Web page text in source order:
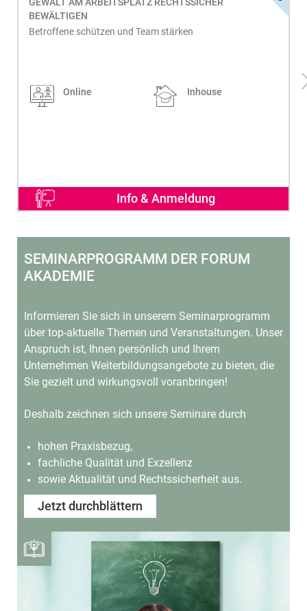
BEWÄLTIGEN
Betroffene schützen und Team stärken
Online Inhouse
Info & Anmeldung
SEMINARPROGRAMM DER FORUM
AKADEMIE
Informieren Sie sich in unserem Seminarprogramm
über top-aktuelle Themen und Veranstaltungen. Unser
Anspruch ist, Ihnen persönlich und Ihrem
Unternehmen Weiterbildungsangebote zu bieten, die
Sie gezielt und wirkungsvoll voranbringen!
Deshalb zeichnen sich unsere Seminare durch
hohen Praxisbezug,
fachliche Qualität und Exzellenz
sowie Aktualität und Rechtssicherheit aus.
Jetzt durchblättern